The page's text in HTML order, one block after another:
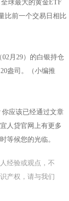
球最大的黄金ETF
比前一个交易日相比
月29）的白银持仓
盎司。（小编推
应该已经通过文章
人贷官网上有更多
等候您的光临。
经验或观点，不
产权，请与我们